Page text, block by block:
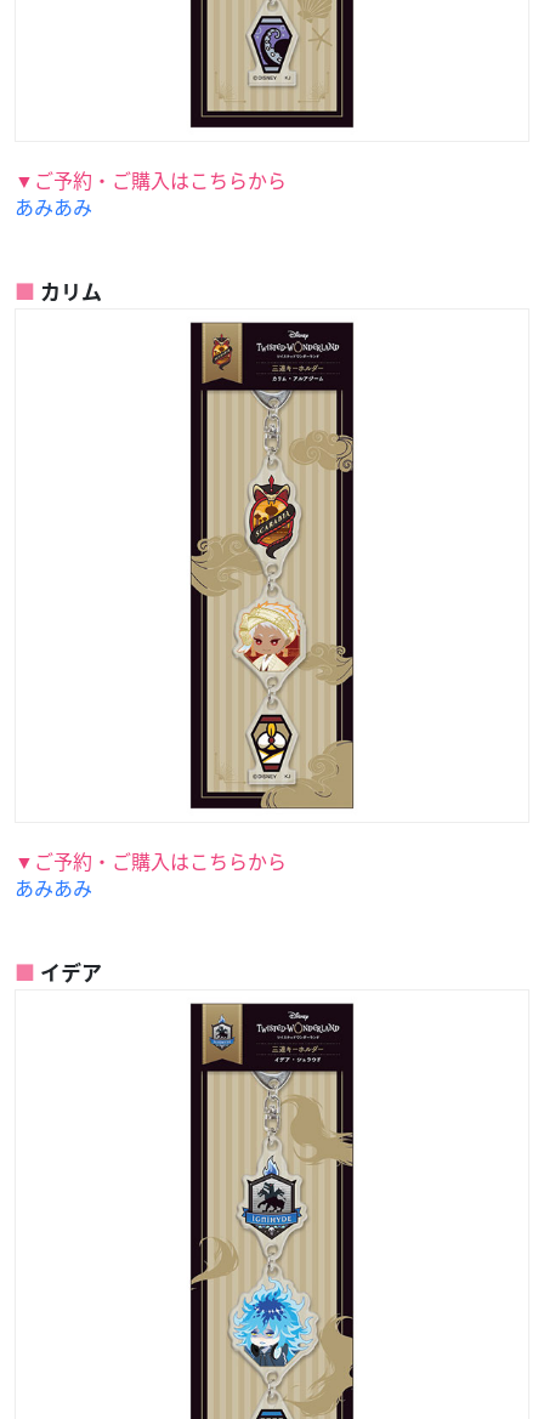
▼ご予約・ご購入はこちらから
あみあみ
カリム
▼ご予約・ご購入はこちらから
あみあみ
イデア